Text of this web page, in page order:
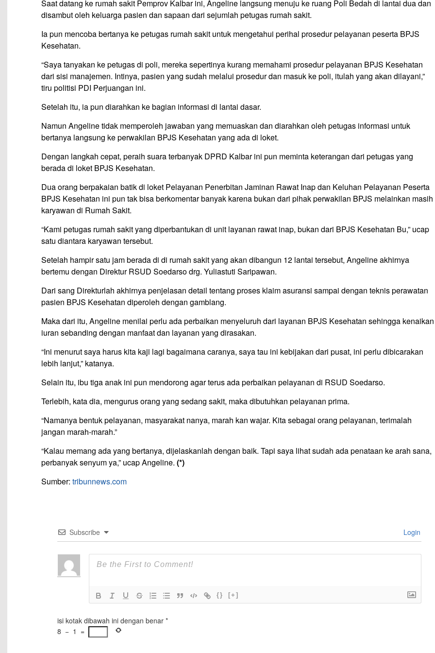
Saat datang ke rumah sakit Pemprov Kalbar ini, Angeline langsung menuju ke ruang Poli Bedah di lantai dua dan
disambut oleh keluarga pasien dan sapaan dari sejumlah petugas rumah sakit.
Ia pun mencoba bertanya ke petugas rumah sakit untuk mengetahui perihal prosedur pelayanan peserta BPJS
Kesehatan.
“Saya tanyakan ke petugas di poli, mereka sepertinya kurang memahami prosedur pelayanan BPJS Kesehatan
dari sisi manajemen. Intinya, pasien yang sudah melalui prosedur dan masuk ke poli, itulah yang akan dilayani,”
tiru politisi PDI Perjuangan ini.
Setelah itu, ia pun diarahkan ke bagian informasi di lantai dasar.
Namun Angeline tidak memperoleh jawaban yang memuaskan dan diarahkan oleh petugas informasi untuk
bertanya langsung ke perwakilan BPJS Kesehatan yang ada di loket.
Dengan langkah cepat, peraih suara terbanyak DPRD Kalbar ini pun meminta keterangan dari petugas yang
berada di loket BPJS Kesehatan.
Dua orang berpakaian batik di loket Pelayanan Penerbitan Jaminan Rawat Inap dan Keluhan Pelayanan Peserta
BPJS Kesehatan ini pun tak bisa berkomentar banyak karena bukan dari pihak perwakilan BPJS melainkan masih
karyawan di Rumah Sakit.
“Kami petugas rumah sakit yang diperbantukan di unit layanan rawat inap, bukan dari BPJS Kesehatan Bu,” ucap
satu diantara karyawan tersebut.
Setelah hampir satu jam berada di di rumah sakit yang akan dibangun 12 lantai tersebut, Angeline akhirnya
bertemu dengan Direktur RSUD Soedarso drg. Yuliastuti Saripawan.
Dari sang Direkturlah akhirnya penjelasan detail tentang proses klaim asuransi sampai dengan teknis perawatan
pasien BPJS Kesehatan diperoleh dengan gamblang.
Maka dari itu, Angeline menilai perlu ada perbaikan menyeluruh dari layanan BPJS Kesehatan sehingga kenaikan
iuran sebanding dengan manfaat dan layanan yang dirasakan.
“Ini menurut saya harus kita kaji lagi bagaimana caranya, saya tau ini kebijakan dari pusat, ini perlu dibicarakan
lebih lanjut,” katanya.
Selain itu, ibu tiga anak ini pun mendorong agar terus ada perbaikan pelayanan di RSUD Soedarso.
Terlebih, kata dia, mengurus orang yang sedang sakit, maka dibutuhkan pelayanan prima.
“Namanya bentuk pelayanan, masyarakat nanya, marah kan wajar. Kita sebagai orang pelayanan, terimalah
jangan marah-marah.”
“Kalau memang ada yang bertanya, dijelaskanlah dengan baik. Tapi saya lihat sudah ada penataan ke arah sana,
perbanyak senyum ya,” ucap Angeline. (*)
Sumber: tribunnews.com
Subscribe Login
{} [+]
isi kotak dibawah ini dengan benar*
8 − 1 =